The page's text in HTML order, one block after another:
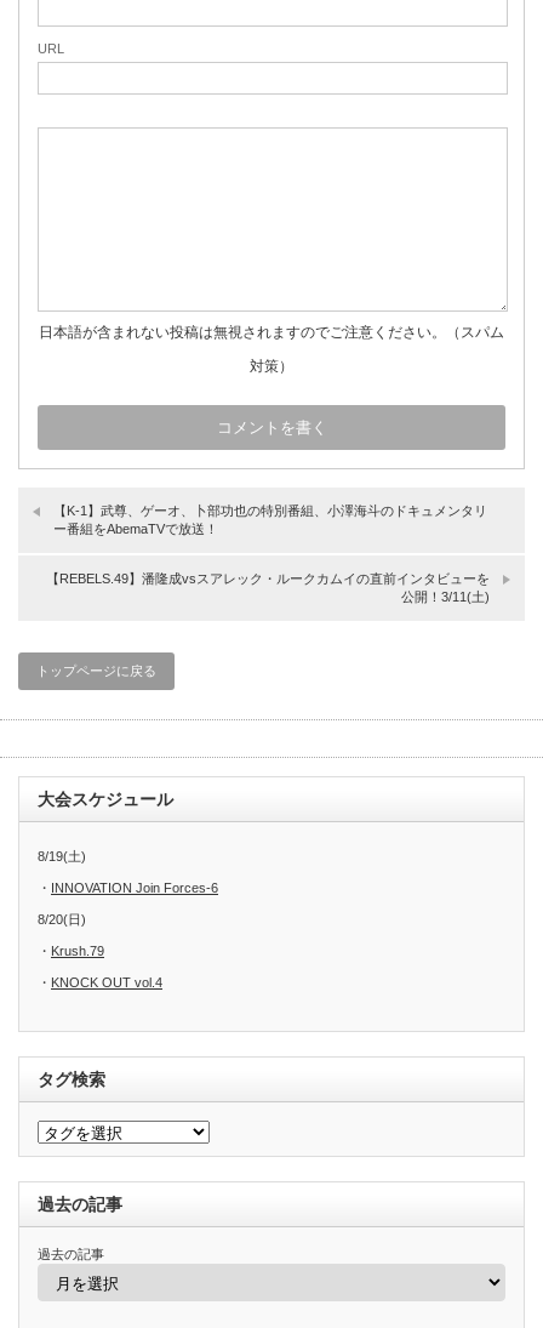
URL
日本語が含まれない投稿は無視されますのでご注意ください。（スパム
対策）
【K-1】武尊、ゲーオ、卜部功也の特別番組、小澤海斗のドキュメンタリ
ー番組をAbemaTVで放送！
【REBELS.49】潘隆成vsスアレック・ルークカムイの直前インタビューを
公開！3/11(土)
トップページに戻る
大会スケジュール
8/19(土)
・ INNOVATION Join Forces-6
8/20(日)
・ Krush.79
・ KNOCK OUT vol.4
タグ検索
過去の記事
過去の記事